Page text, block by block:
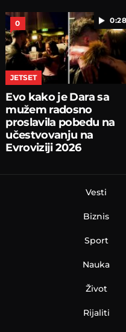
0:28
0
JETSET
Evo kako je Dara sa
mužem radosno
proslavila pobedu na
učestvovanju na
Evroviziji 2026
Vesti
Biznis
Sport
Nauka
Život
Rijaliti